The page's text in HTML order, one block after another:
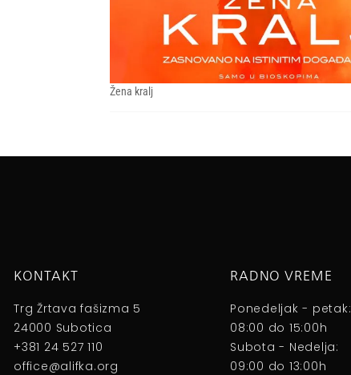
Žena kralj
KONTAKT
Trg Žrtava fašizma 5
24000 Subotica
+381 24 527 110
office@alifka.org
RADNO VREME
Ponedeljak - petak:
08:00 do 15:00h
Subota - Nedelja:
09:00 do 13:00h